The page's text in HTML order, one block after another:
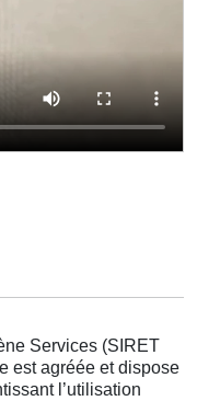
Services (SIRET
est agréée et dispose
l’utilisation